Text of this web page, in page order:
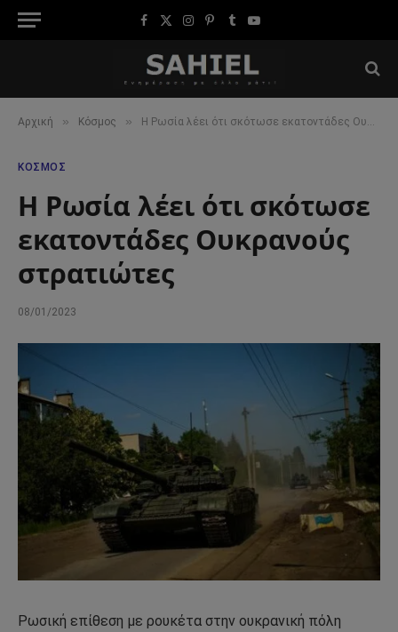
Facebook
X
Instagram
Pinterest
TumblrYouTube
Αρχική » Κόσμος » Η Ρωσία λέει ότι σκότωσε εκατοντάδες Ουκρανούς στρατιώτες
ΚΌΣΜΟΣ
Η Ρωσία λέει ότι σκότωσε
εκατοντάδες Ουκρανούς
στρατιώτες
08/01/2023
Ρωσική επίθεση με ρουκέτα στην ουκρανική πόλη